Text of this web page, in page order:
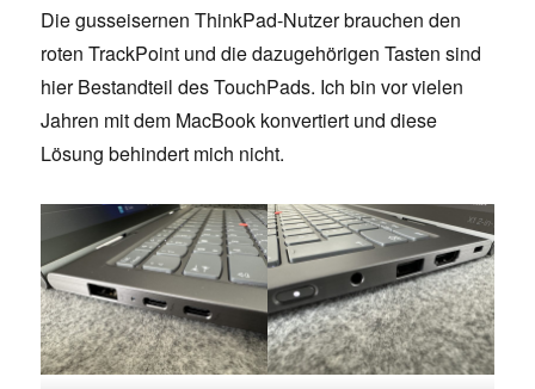
Die gusseisernen ThinkPad-Nutzer brauchen den
roten TrackPoint und die dazugehörigen Tasten sind
hier Bestandteil des TouchPads. Ich bin vor vielen
Jahren mit dem MacBook konvertiert und diese
Lösung behindert mich nicht.